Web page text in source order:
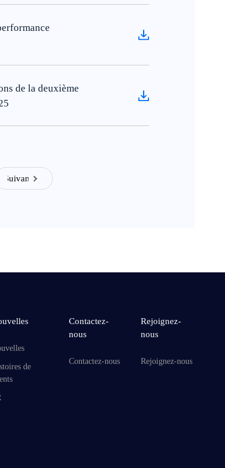
de la deuxième
Suivant
de
Contactez-
nous
Contactez-nous
Rejoignez-
nous
Rejoignez-nous